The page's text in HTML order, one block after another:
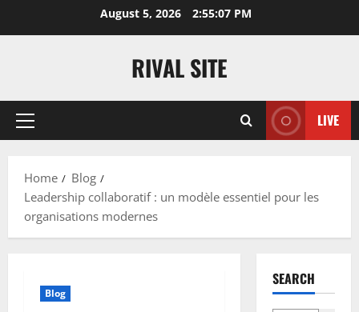
August 5, 2026 2:55:07 PM
RIVAL SITE
Primary
LIVE
Home
Blog
Leadership collaboratif : un modèle essentiel pour les
organisations modernes
Blog
SEARCH